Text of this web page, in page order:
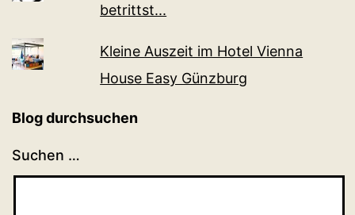
betrittst...
Kleine Auszeit im Hotel Vienna
House Easy Günzburg
Blog durchsuchen
Suchen …